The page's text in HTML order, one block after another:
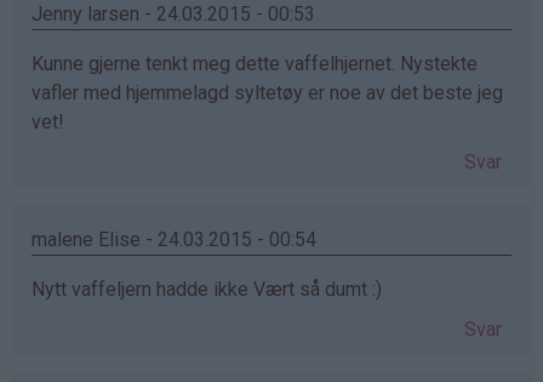
Jenny larsen - 24.03.2015 - 00:53
Kunne gjerne tenkt meg dette vaffelhjernet. Nystekte
vafler med hjemmelagd syltetøy er noe av det beste jeg
vet!
Svar
malene Elise - 24.03.2015 - 00:54
Nytt vaffeljern hadde ikke Vært så dumt :)
Svar